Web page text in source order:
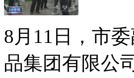
8月11日，市
品集团有限公